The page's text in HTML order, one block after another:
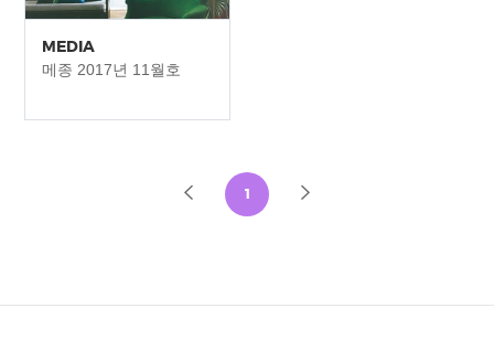
MEDIA
메종 2017년 11월호
1